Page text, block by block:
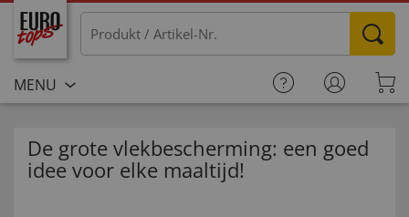
MENU
De grote vlekbescherming: een goed
idee voor elke maaltijd!